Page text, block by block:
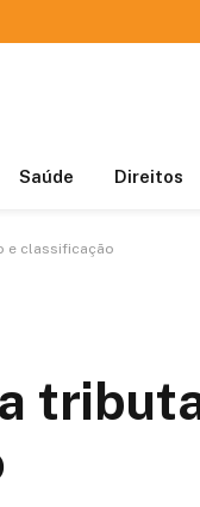
Saúde Direitos
e classificação
a